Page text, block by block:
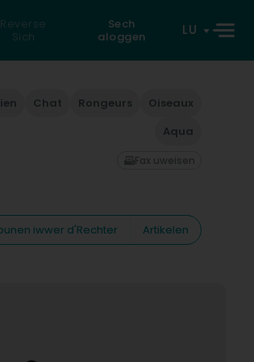
Reverse
Sich
Sech
aloggen
LU
Chat Rongeurs
Oiseaux
Aqua
Fax uweisen
iwwer d'Rechter Artikelen